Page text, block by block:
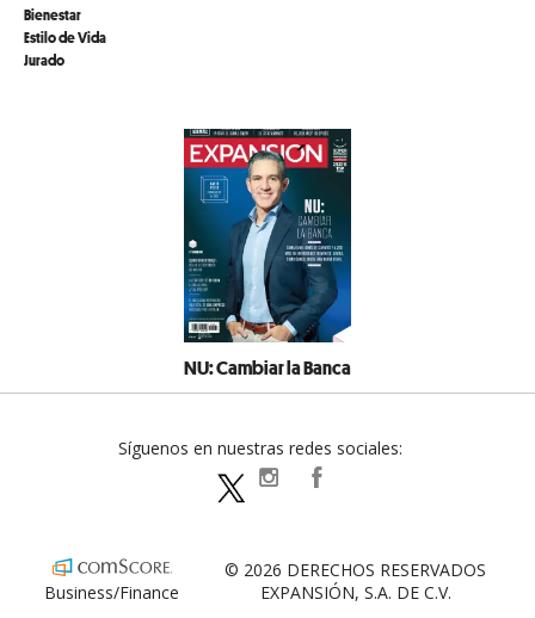
Bienestar
Estilo de Vida
Jurado
NU: Cambiar la Banca
Síguenos en nuestras redes sociales:
expansionpolitica
Business/Finance
© 2026 DERECHOS RESERVADOS
EXPANSIÓN, S.A. DE C.V.